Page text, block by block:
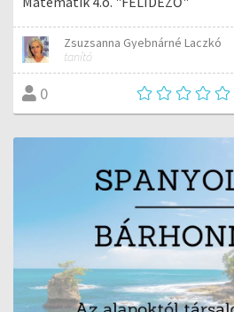
Zsuzsanna Gyebnárné Laczkó
tanító
0